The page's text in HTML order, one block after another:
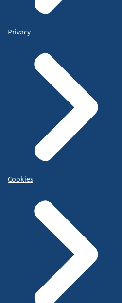
Privacy
Cookies